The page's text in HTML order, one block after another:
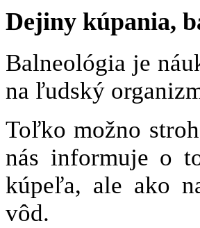
Dejiny kúpania,
Balneológia je
na ľudský
Toľko možno
nás informuje o
kúpeľa, ale ako
vôd.